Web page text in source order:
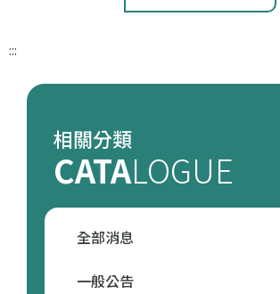
:::
相關分類
CATALOGUE
全部消息
一般公告